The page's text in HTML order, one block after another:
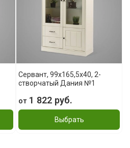
Сервант, 99x165,5x40, 2-
створчатый Дания №1
от1 822 руб.
Выбрать